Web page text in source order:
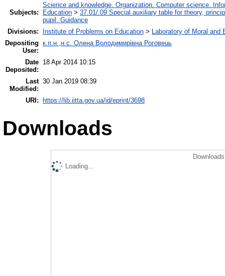
Subjects:
Science and knowledge. Organization. Computer science.
Education > 37.01/.09 Special auxiliary table for theory,
pupil. Guidance
Divisions:
Institute of Problems on Education > Laboratory of Moral and
Depositing
User:
к.п.н.,н.с. Олена Володимирівна Роговець
Date
Deposited:
18 Apr 2014 10:15
Last
Modified:
30 Jan 2019 08:39
URI: https://lib.iitta.gov.ua/id/eprint/3698
Downloads
Loading...